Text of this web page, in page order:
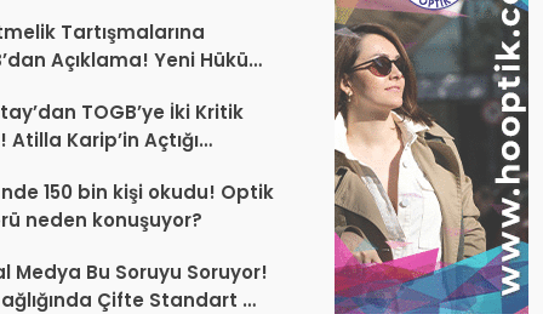
Tartışmalarına
Açıklama! Yeni Hüküm
TOGB’ye İki Kritik
Atilla Karip’in Açtığı
150 bin kişi okudu! Optik
neden konuşuyor?
Medya Bu Soruyu Soruyor!
Çifte Standart mı